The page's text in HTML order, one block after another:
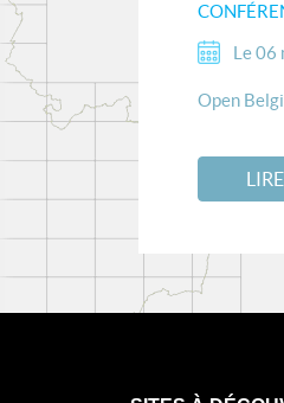
Le 06
Open